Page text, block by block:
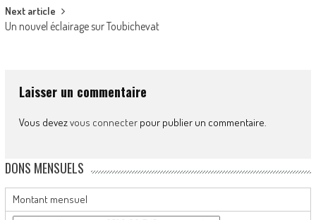
Next article
Un nouvel éclairage sur Toubichevat
Laisser un commentaire
Vous devezvous connecterpour publier un commentaire.
DONS MENSUELS
Montant mensuel